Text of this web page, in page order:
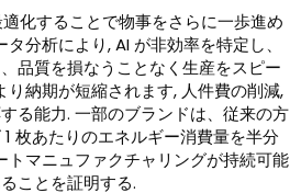
化することで物事をさらに一歩進め
分析により, AI が非効率を特定し、
品質を損なうことなく生産をスピー
り納期が短縮されます, 人件費の削減,
る能力. 一部のブランドは、従来の方
枚あたりのエネルギー消費量を半分
トマニュファクチャリングが持続可能
ことを証明する.